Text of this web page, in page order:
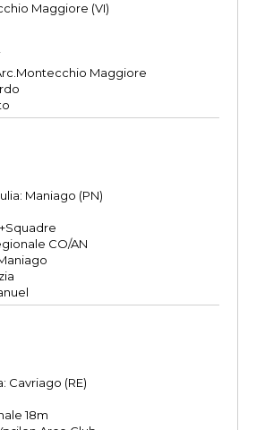
Maggiore (VI)
Maggiore
Maniago (PN)
CO/AN
Cavriago (RE)
18m